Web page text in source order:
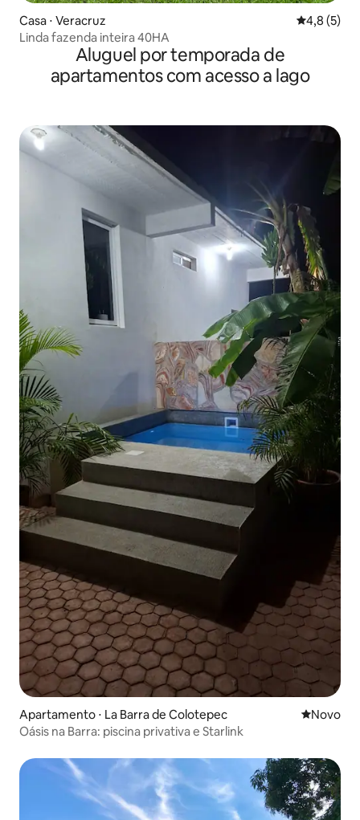
Casa ⋅ Veracruz 4,8 de
4,8 (5)
Linda fazenda inteira 40HA
Aluguel por temporada de
apartamentos com acesso a lago
Apartamento ⋅ La Barra de Colotepec Novo
Novo
Oásis na Barra: piscina privativa e Starlink